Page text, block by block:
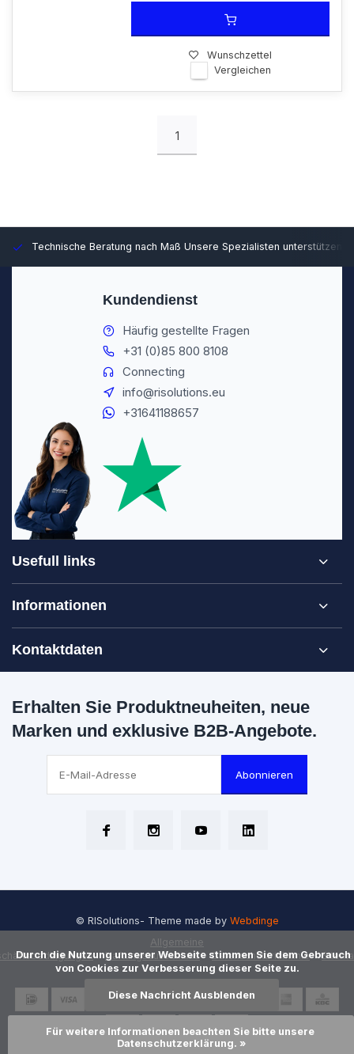
Wunschzettel
Vergleichen
1
Technische Beratung nach Maß Unsere Spezialisten unterstützen
Kundendienst
Häufig gestellte Fragen
+31 (0)85 800 8108
Connecting
info@risolutions.eu
+31641188657
Usefull links
Informationen
Kontaktdaten
Erhalten Sie Produktneuheiten, neue
Marken und exklusive B2B-Angebote.
Abonnieren
Allgemeine
Haftungsausschluss Datenschutzrichtlinie
© RISolutions- Theme made by Webdinge
      Durch die Nutzung unserer Webseite stimmen Sie dem Gebrauch
von Cookies zur Verbesserung dieser Seite zu.
Diese Nachricht Ausblenden
Für weitere Informationen beachten Sie bitte unsere
Datenschutzerklärung. »